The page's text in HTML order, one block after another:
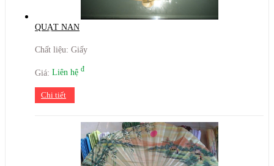
QUẠT NAN
Chất liệu: Giấy
Giá: Liên hệ đ
Chi tiết